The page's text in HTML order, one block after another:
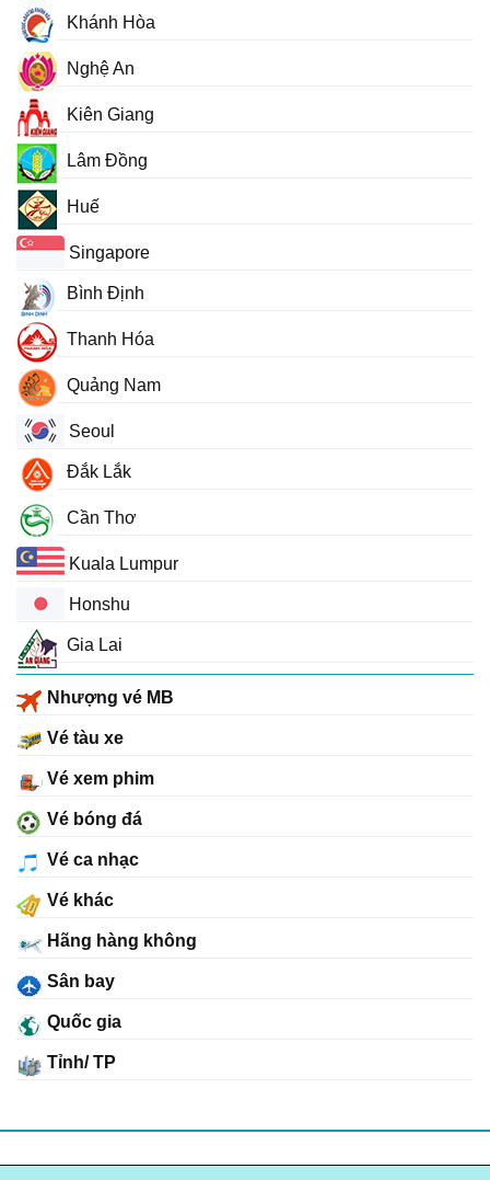
Khánh Hòa
Nghệ An
Kiên Giang
Lâm Đồng
Huế
Singapore
Bình Định
Thanh Hóa
Quảng Nam
Seoul
Đắk Lắk
Cần Thơ
Kuala Lumpur
Honshu
Gia Lai
Nhượng vé MB
Vé tàu xe
Vé xem phim
Vé bóng đá
Vé ca nhạc
Vé khác
Hãng hàng không
Sân bay
Quốc gia
Tỉnh/ TP